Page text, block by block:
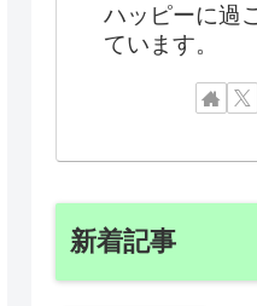
ハッピーに過
ています。
新着記事